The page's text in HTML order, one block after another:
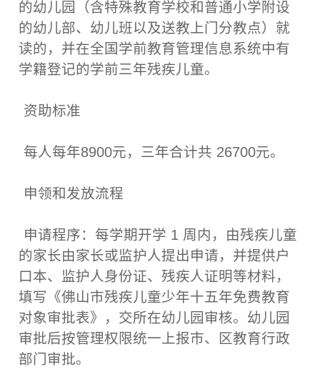
的幼儿园（含特殊教育学校和普通小学附设
的幼儿部、幼儿班以及送教上门分教点）就
读的，并在全国学前教育管理信息系统中有
学籍登记的学前三年残疾儿童。
资助标准
每人每年8900元，三年合计共 26700元。
申领和发放流程
申请程序：每学期开学 1 周内，由残疾儿童
的家长由家长或监护人提出申请，并提供户
口本、监护人身份证、残疾人证明等材料，
填写《佛山市残疾儿童少年十五年免费教育
对象审批表》，交所在幼儿园审核。幼儿园
审批后按管理权限统一上报市、区教育行政
部门审批。